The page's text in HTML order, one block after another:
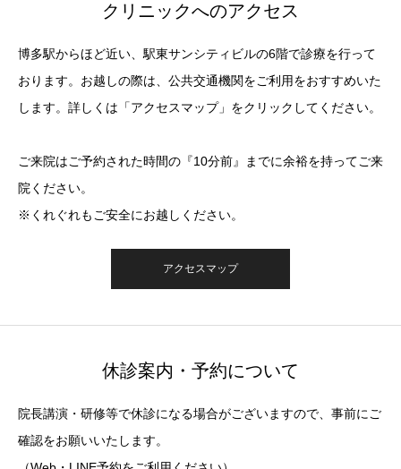
クリニックへのアクセス
博多駅からほど近い、駅東サンシティビルの6階で診療を行って
おります。お越しの際は、公共交通機関をご利用をおすすめいた
します。詳しくは「アクセスマップ」をクリックしてください。
ご来院はご予約された時間の『10分前』までに余裕を持ってご来
院ください。
※くれぐれもご安全にお越しください。
アクセスマップ
休診案内・予約について
院長講演・研修等で休診になる場合がございますので、事前にご
確認をお願いいたします。